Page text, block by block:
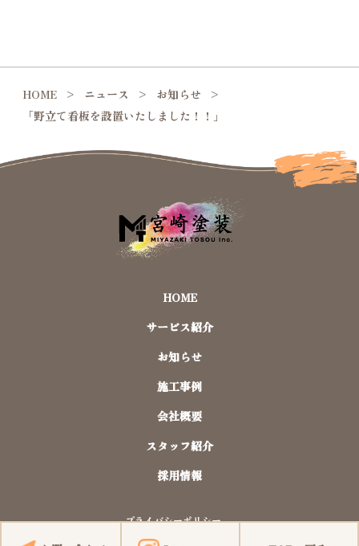
HOME ニュース
お知らせ
「野立て看板を設置いたしました！！」
HOME
サービス紹介
お知らせ
施工事例
会社概要
スタッフ紹介
採用情報
プライバシーポリシー
©︎株式会社宮崎塗装 All Rights Reserved.